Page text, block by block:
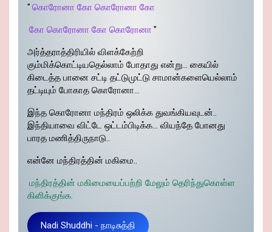
" கொரோனா கோ கொரோனா கோ
கோ கொரோனா கோ கொரோனா "
அர்த்தராத்திரியில் விளக்கேற்றி
கும்மிக்கொட்டியதெல்லாம் போதாது என்று… கையில்
கிடைத்த பானை சட்டி தட்டுமுட்டு சாமான்களையெல்லாம்
தட்டியும் போகாத கொரோனா…
இந்த கொரோனா மந்திரம் ஒலிக்க துவங்கியவுடன்..
இந்தியாவை விட்டே ஒட்டம்பிடிக்க… வியந்தே போனது
பாரத மணித்திருநாடு..
என்னே மந்திரத்தின் மகிமை..
மந்திரத்தின் மகிமையைப்பற்றி மேலும் தெரிந்துகொள்ள
கிளிக்குங்க.
Nadi Shuddhi - நாடிசுத்தி